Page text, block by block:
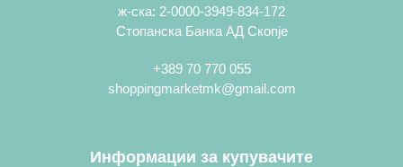
ж-ска: 2-0000-3949-834-172
Стопанска Банка АД Скопје
+389 70 770 055
shoppingmarketmk@gmail.com
Информации за купувачите